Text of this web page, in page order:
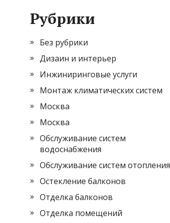
Рубрики
Без рубрики
Дизаин и интерьер
Инжиниринговые услуги
Монтаж климатических систем
Москва
Москва
Обслуживание систем
водоснабжения
Обслуживание систем отопления
Остекление балконов
Отделка балконов
Отделка помещений